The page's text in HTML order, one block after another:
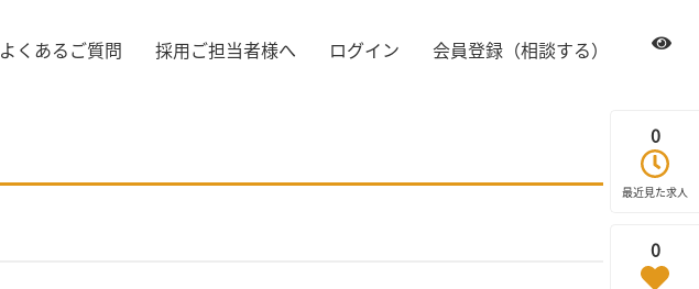
0
最近見た求人
0
よくあるご質問 採用ご担当者様へ ログイン 会員登録（相談する）